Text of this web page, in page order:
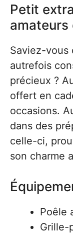
Petit
amateurs
Saviez-vous
autrefois
précieux ?
offert en
occasions.
dans des
celle-ci,
son charme
Poêle
Grille-